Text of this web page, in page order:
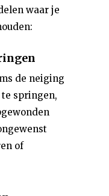
waar je
de neiging
springen,
of